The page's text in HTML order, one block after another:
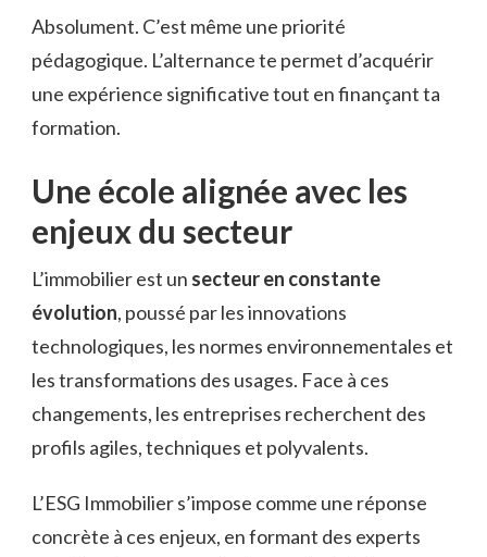
Absolument. C’est même une priorité
pédagogique. L’alternance te permet d’acquérir
une expérience significative tout en finançant ta
formation.
Une école alignée avec les
enjeux du secteur
L’immobilier est un secteur en constante
évolution, poussé par les innovations
technologiques, les normes environnementales et
les transformations des usages. Face à ces
changements, les entreprises recherchent des
profils agiles, techniques et polyvalents.
L’ESG Immobilier s’impose comme une réponse
concrète à ces enjeux, en formant des experts